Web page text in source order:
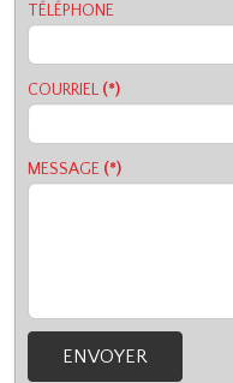
TÉLÉPHONE
COURRIEL (*)
MESSAGE (*)
ENVOYER